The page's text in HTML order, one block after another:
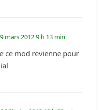
9 mars 2012 9 h 13 min
ce mod revienne pour